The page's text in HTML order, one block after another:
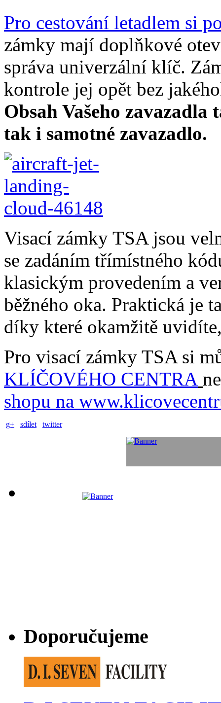
Pro cestování letadlem si
zámky mají doplňkové
správa univerzální klíč.
kontrole jej opět bez
Obsah Vašeho zavazadla
tak i samotné zavazadlo.
Visací zámky TSA jsou
se zadáním třímístného
klasickým provedením a
běžného oka. Praktická je
díky které okamžitě
Pro visací zámky TSA si
KLÍČOVÉHO CENTRA
shopu na
g+ sdílet twitter
Doporučujeme